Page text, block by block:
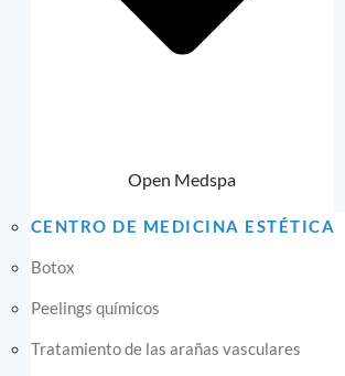
Open Medspa
CENTRO DE MEDICINA ESTÉTICA
Botox
Peelings químicos
Tratamiento de las arañas vasculares